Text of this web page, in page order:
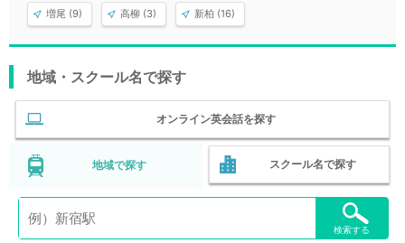
増尾 (9) 高柳 (3) 新柏 (16)
地域・スクール名で探す
オンライン英会話を探す
地域で探す スクール名で探す
検索する